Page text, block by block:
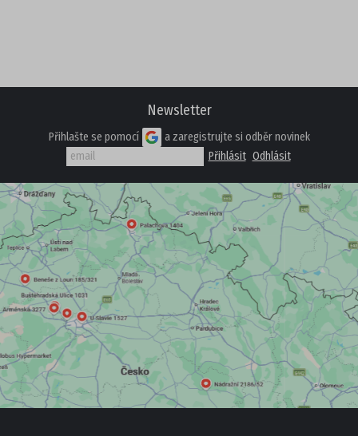
AKČNÍ OBUV
NOVINKY
OSTATNÍ
Newsletter
Přihlašte se pomocí a zaregistrujte si odběr novinek